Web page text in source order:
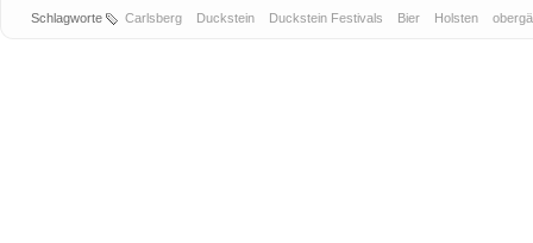
Schlagworte Carlsberg Duckstein Duckstein Festivals Bier Holsten